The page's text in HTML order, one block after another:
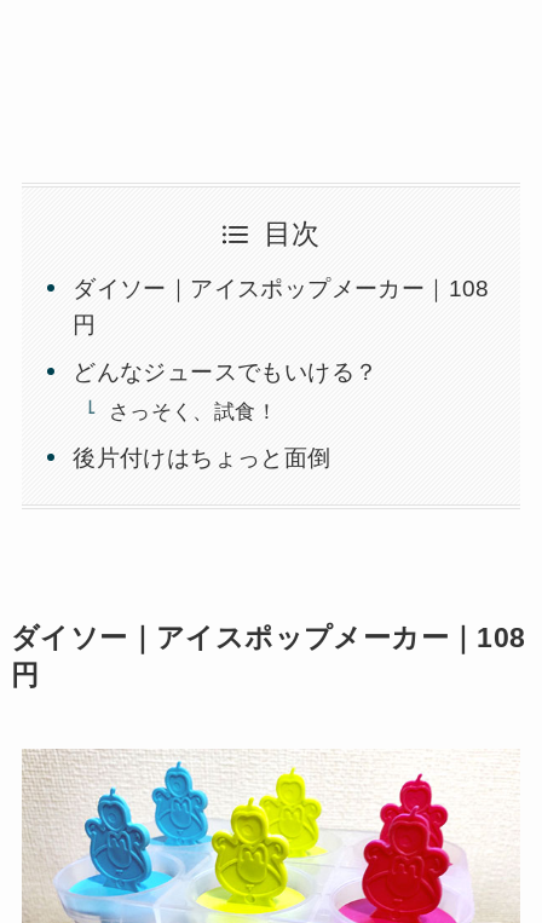
目次
ダイソー｜アイスポップメーカー｜108
円
どんなジュースでもいける？
さっそく、試食！
後片付けはちょっと面倒
ダイソー｜アイスポップメーカー｜108
円